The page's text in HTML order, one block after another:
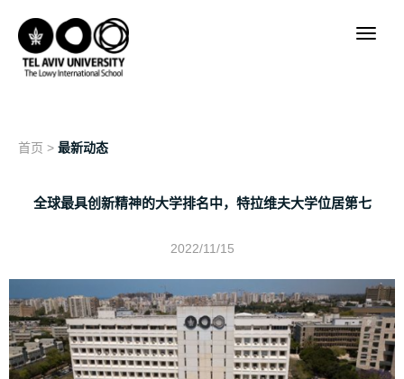
首页 > 最新动态
全球最具创新精神的大学排名中，特拉维夫大学位居第七
2022/11/15